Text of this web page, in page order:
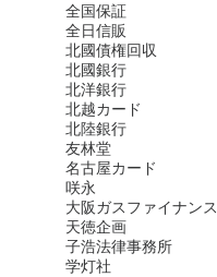
全国保証
全日信販
北國債権回収
北國銀行
北洋銀行
北越カード
北陸銀行
友林堂
名古屋カード
咲永
大阪ガスファイナンス
天徳企画
子浩法律事務所
学灯社